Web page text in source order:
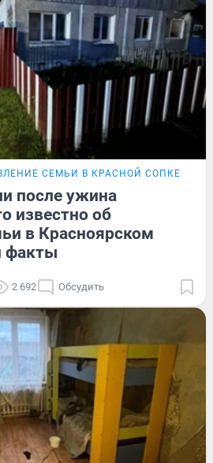
СЕМЬИ В КРАСНОЙ СОПКЕ
после ужина
известно об
в Красноярском
факты
2 692 Обсудить